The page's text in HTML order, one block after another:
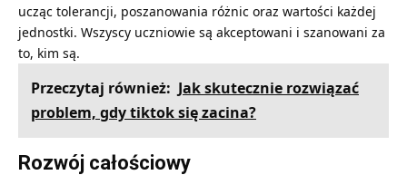
ucząc tolerancji, poszanowania różnic oraz wartości każdej
jednostki. Wszyscy uczniowie są akceptowani i szanowani za
to, kim są.
Przeczytaj również: Jak skutecznie rozwiązać
problem, gdy tiktok się zacina?
Rozwój całościowy